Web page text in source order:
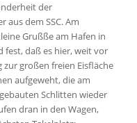
der
aus dem SSC. Am
Grußße am Hafen in
fest, daß es hier, weit vor
großen freien Eisfläche
aufgeweht, die am
Schlitten wieder
dran in den Wagen,